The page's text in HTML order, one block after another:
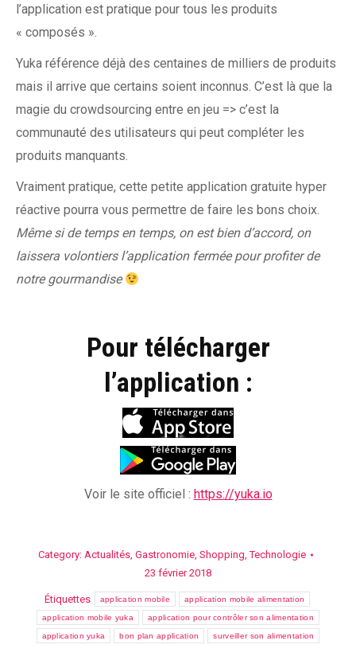
l’application est pratique pour tous les produits
« composés ».
Yuka référence déjà des centaines de milliers de produits
mais il arrive que certains soient inconnus. C’est là que la
magie du crowdsourcing entre en jeu => c’est la
communauté des utilisateurs qui peut compléter les
produits manquants.
Vraiment pratique, cette petite application gratuite hyper
réactive pourra vous permettre de faire les bons choix.
Même si de temps en temps, on est bien d’accord, on
laissera volontiers l’application fermée pour profiter de
notre gourmandise
Pour télécharger
l’application :
Voir le site officiel : https://yuka.io
Category: Actualités, Gastronomie, Shopping,Technologie
23 février 2018
Étiquettes application mobile application mobile alimentation
application mobile yuka application pour contrôler son alimentation
application yuka bon plan application surveiller son alimentation